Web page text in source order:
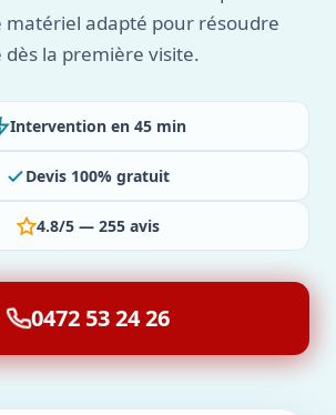
matériel adapté pour résoudre
la première visite.
Intervention en 45 min
Devis 100% gratuit
4.8/5 — 255 avis
0472 53 24 26